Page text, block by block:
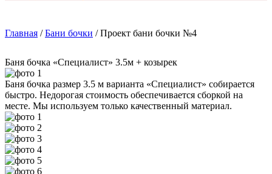
Главная /Бани бочки /Проект бани бочки №4
Баня бочка «Специалист» 3.5м + козырек
Баня бочка размер 3.5 м варианта «Специалист» собирается
быстро. Недорогая стоимость обеспечивается сборкой на
месте. Мы используем только качественный материал.